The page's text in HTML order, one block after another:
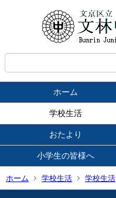
ホーム
学校生活
おたより
小学生の皆様へ
ホーム 学校生活 学校生活